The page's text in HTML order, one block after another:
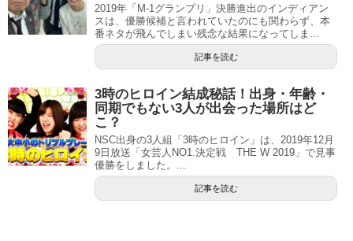
2019年「M-1グランプリ」決勝進出のインディアン
スは、優勝候補と言われていたのにも関わらず、本
番ネタが飛んでしまい残念な結果になってしま...
記事を読む
3時のヒロイン結成秘話！出身・年齢・
同期でもない3人が出会った場所はど
こ？
NSC出身の3人組「3時のヒロイン」は、2019年12月
9日放送「女芸人NO1.決定戦 THE W 2019」で見事
優勝をしました。...
記事を読む